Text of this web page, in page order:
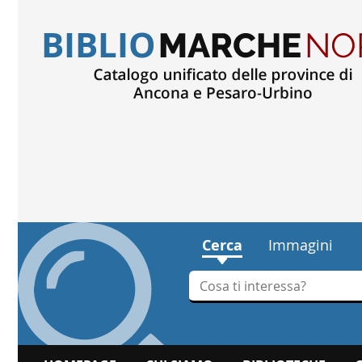
Cerca Immagini
Cerca su "Cerca"